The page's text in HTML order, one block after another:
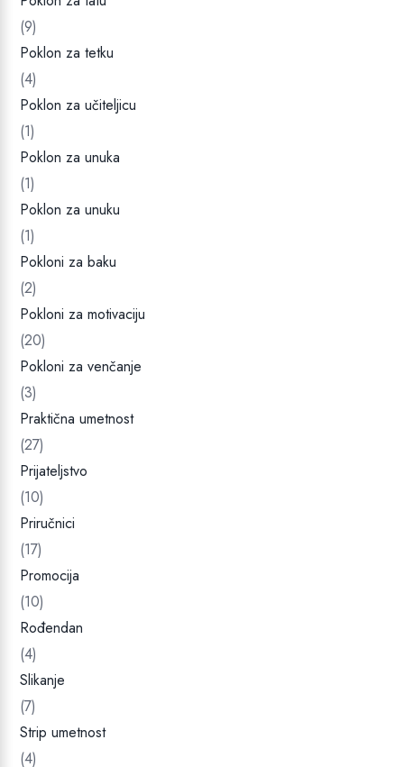
(9)
Poklon za tetku
(4)
Poklon za učiteljicu
(1)
Poklon za unuka
(1)
Poklon za unuku
(1)
Pokloni za baku
(2)
Pokloni za motivaciju
(20)
Pokloni za venčanje
(3)
Praktična umetnost
(27)
Prijateljstvo
(10)
Priručnici
(17)
Promocija
(10)
Rođendan
(4)
Slikanje
(7)
Strip umetnost
(4)